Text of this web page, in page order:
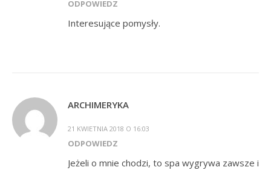
ODPOWIEDZ
Interesujące pomysły.
ARCHIMERYKA
21 KWIETNIA 2018 O 16:03
ODPOWIEDZ
Jeżeli o mnie chodzi, to spa wygrywa zawsze i